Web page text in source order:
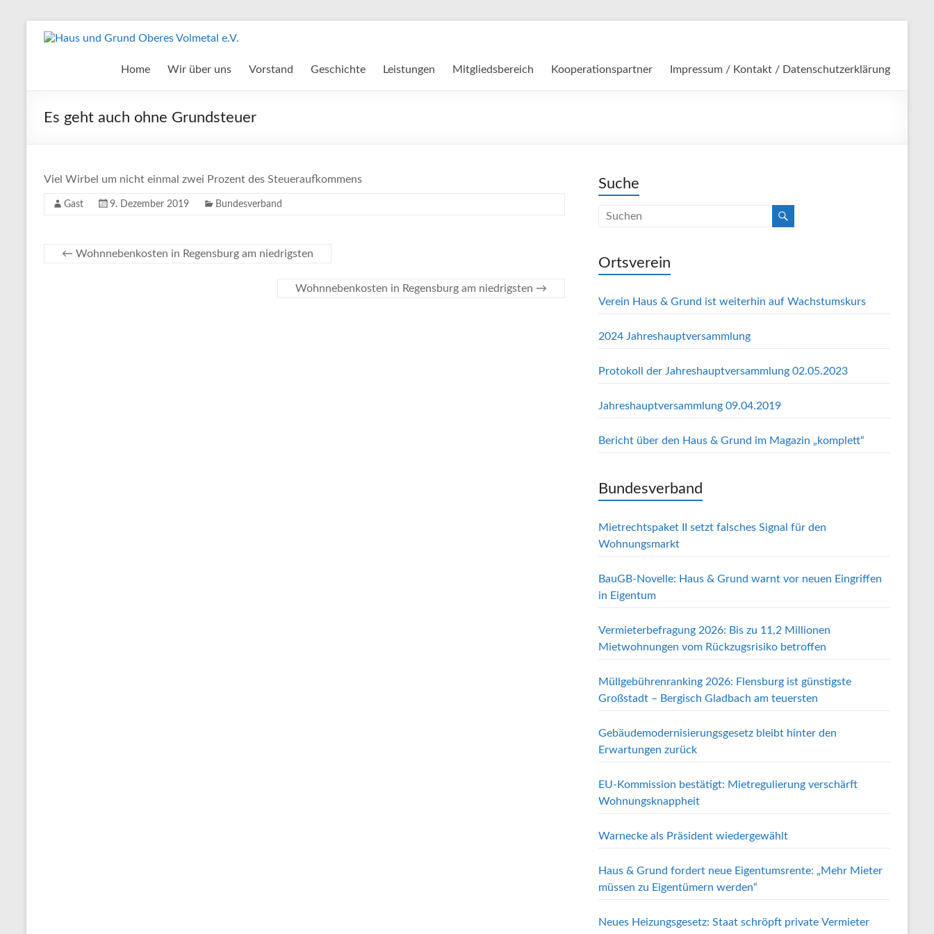
InhaltHaus
Oberes
e.V.
Home Wir über uns Vorstand Geschichte Leistungen Mitgliedsbereich Kooperationspartner Impressum / Kontakt / Datenschutzerklärung
Es geht auch ohne Grundsteuer
Viel Wirbel um nicht einmal zwei Prozent des Steueraufkommens
Gast 9. Dezember 2019 Bundesverband
← Wohnnebenkosten in Regensburg am niedrigsten
Wohnnebenkosten in Regensburg am niedrigsten →
Suche
Ortsverein
Verein Haus & Grund ist weiterhin auf Wachstumskurs
2024 Jahreshauptversammlung
Protokoll der Jahreshauptversammlung 02.05.2023
Jahreshauptversammlung 09.04.2019
Bericht über den Haus & Grund im Magazin „komplett“
Bundesverband
Mietrechtspaket II setzt falsches Signal für den
Wohnungsmarkt
BauGB-Novelle: Haus & Grund warnt vor neuen Eingriffen
in Eigentum
Vermieterbefragung 2026: Bis zu 11,2 Millionen
Mietwohnungen vom Rückzugsrisiko betroffen
Müllgebührenranking 2026: Flensburg ist günstigste
Großstadt – Bergisch Gladbach am teuersten
Gebäudemodernisierungsgesetz bleibt hinter den
Erwartungen zurück
EU-Kommission bestätigt: Mietregulierung verschärft
Wohnungsknappheit
Warnecke als Präsident wiedergewählt
Haus & Grund fordert neue Eigentumsrente: „Mehr Mieter
müssen zu Eigentümern werden“
Neues Heizungsgesetz: Staat schröpft private Vermieter